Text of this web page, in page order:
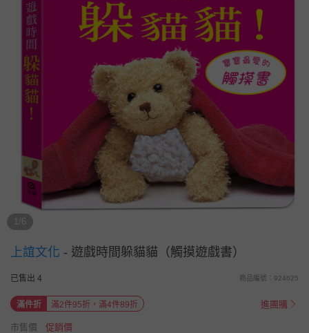
1/6
上誼文化 - 遊戲時間躲貓貓（觸摸遊戲書）
已售出 4 商品編號：924625
滿件折 滿2件95折，滿4件89折 進團購
市售價 促銷價